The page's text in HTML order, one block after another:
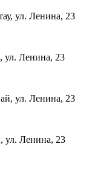
ул. Ленина, 23
ул. Ленина, 23
ул. Ленина, 23
ул. Ленина, 23